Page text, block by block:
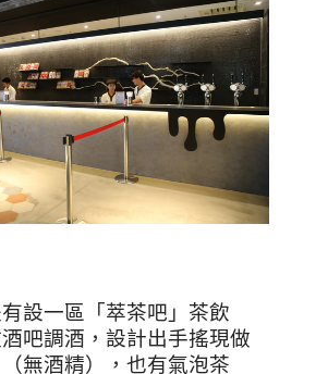
設一區「萃茶吧」茶飲
吧調酒，設計出手搖現做
無酒精），也有氣泡茶